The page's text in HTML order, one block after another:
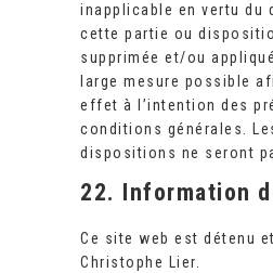
inapplicable en vertu du
cette partie ou
supprimée et/ou
large mesure possible
effet à l’intention des
conditions générales.
dispositions ne seront
22. Information
Ce site web est détenu
Christophe Lier.